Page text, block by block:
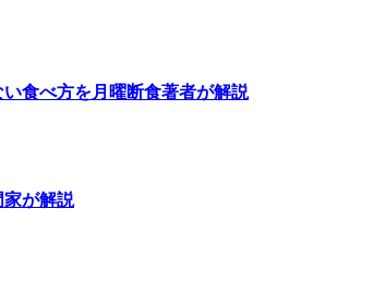
食べ方を月曜断食著者が解説
家が解説